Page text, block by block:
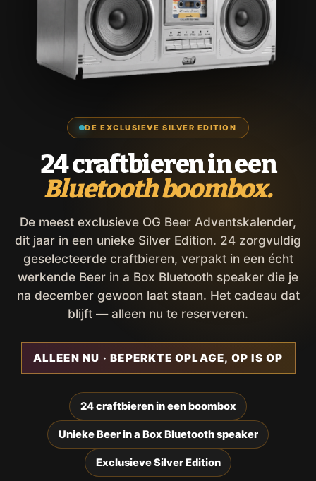
DE EXCLUSIEVE SILVER EDITION
24 craftbieren in een
Bluetooth boombox.
De meest exclusieve OG Beer Adventskalender,
dit jaar in een unieke Silver Edition. 24 zorgvuldig
geselecteerde craftbieren, verpakt in een écht
werkende Beer in a Box Bluetooth speaker die je
na december gewoon laat staan. Het cadeau dat
blijft — alleen nu te reserveren.
ALLEEN NU · BEPERKTE OPLAGE, OP IS OP
24 craftbieren in een boombox
Unieke Beer in a Box Bluetooth speaker
Exclusieve Silver Edition